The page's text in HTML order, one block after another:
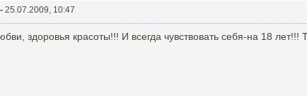
25.07.2009, 10:47
здоровья красоты!!! И всегда чувствовать себя-на 18 лет!!!